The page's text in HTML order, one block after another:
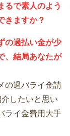
るで素人のよう
きますか？
の過払い金が少
、結局あなたが
の過バライ金請
したいと思い
ライ金費用大手